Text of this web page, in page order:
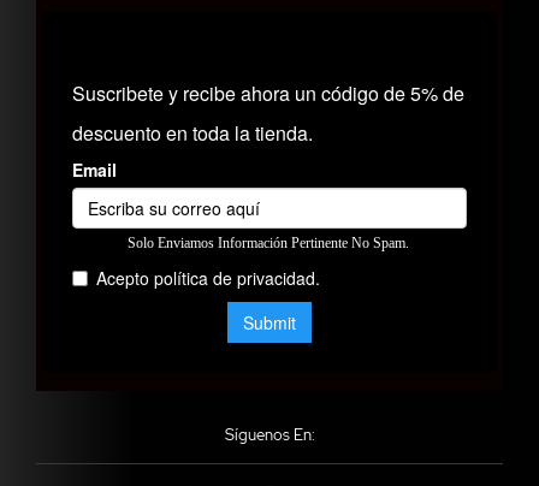
Síguenos En: